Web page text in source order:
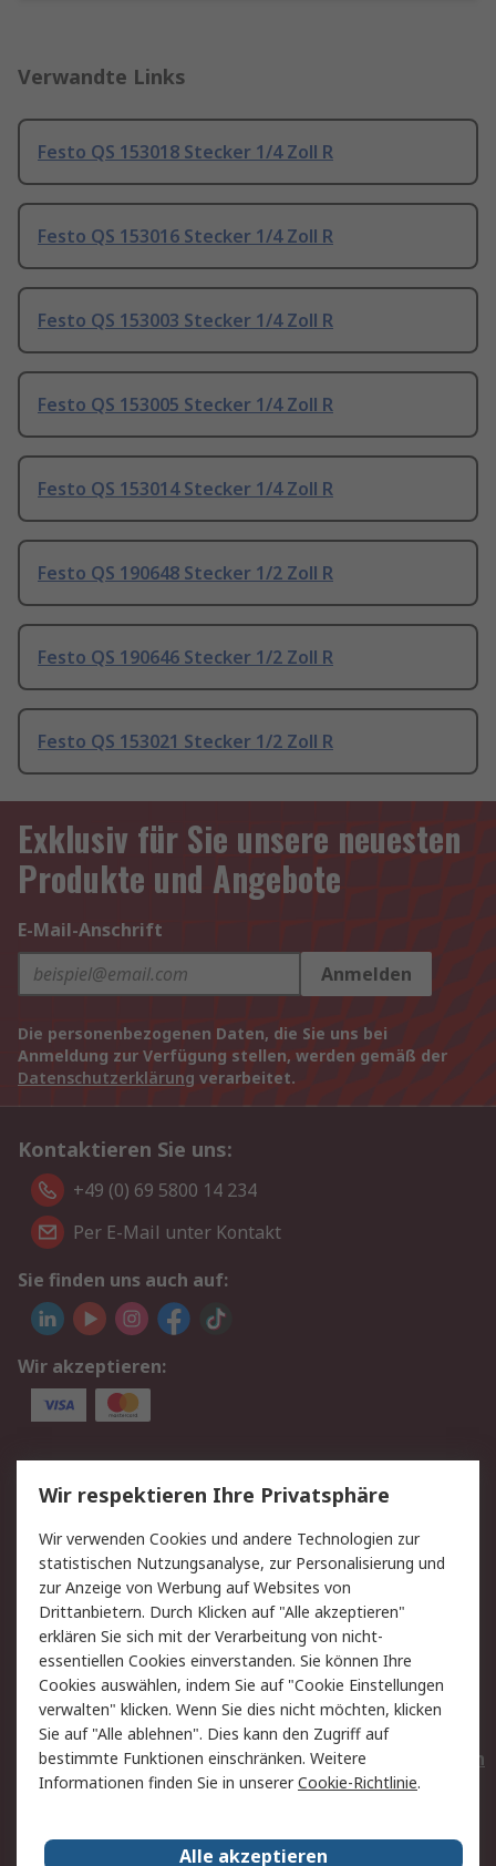
Verwandte Links
Festo QS 153018 Stecker 1/4 Zoll R
Festo QS 153016 Stecker 1/4 Zoll R
Festo QS 153003 Stecker 1/4 Zoll R
Festo QS 153005 Stecker 1/4 Zoll R
Festo QS 153014 Stecker 1/4 Zoll R
Festo QS 190648 Stecker 1/2 Zoll R
Festo QS 190646 Stecker 1/2 Zoll R
Festo QS 153021 Stecker 1/2 Zoll R
Exklusiv für Sie unsere neuesten
Produkte und Angebote
E-Mail-Anschrift
Anmelden
Die personenbezogenen Daten, die Sie uns bei
Anmeldung zur Verfügung stellen, werden gemäß der
Datenschutzerklärung verarbeitet.
Kontaktieren Sie uns:
+49 (0) 69 5800 14 234
Per E-Mail unter Kontakt
Sie finden uns auch auf:
Wir akzeptieren:
Service
Value Added Services
Lieferlösungen
Rücksendungen
Kontakt
Hilfe
Privatkunden
Rechtliches
AGB
Datenschutz
Cookie-Richtlinie
Zahlungsbedingungen
Copyright/Impressum
Entsorgung
Elektrogeräte/Batterien
RS weltweit
Wir respektieren Ihre Privatsphäre
Wir verwenden Cookies und andere Technologien zur
statistischen Nutzungsanalyse, zur Personalisierung und
zur Anzeige von Werbung auf Websites von
Drittanbietern. Durch Klicken auf "Alle akzeptieren"
erklären Sie sich mit der Verarbeitung von nicht-
essentiellen Cookies einverstanden. Sie können Ihre
Cookies auswählen, indem Sie auf "Cookie Einstellungen
verwalten" klicken. Wenn Sie dies nicht möchten, klicken
Sie auf "Alle ablehnen". Dies kann den Zugriff auf
bestimmte Funktionen einschränken. Weitere
Informationen finden Sie in unsererCookie-Richtlinie.
Alle akzeptieren